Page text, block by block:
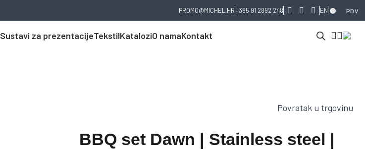
PROMO@MICHEL.HR+385 91 2892 248 EN PDV
Sustavi za prezentacijeTekstilKataloziO namaKontakt
Povratak u trgovinu
BBQ set Dawn | Stainless steel |